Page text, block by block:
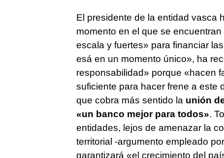
El presidente de la entidad vasca
momento en el que se
escala y fuertes» para financiar
esá en un momento único», ha
responsabilidad» porque «hacen
suficiente para hacer frene a este
que cobra más sentido la unión
«un banco mejor para todos».
entidades, lejos de amenazar la
territorial -argumento empleado
garantizará «el crecimiento del